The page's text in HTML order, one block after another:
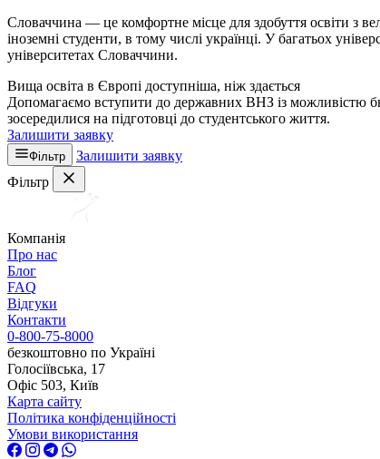
Словаччина — це комфортне місце для здобуття освіти з
іноземні студенти, в тому числі українці. У багатьох
університетах Словаччини.
Вища освіта в Європі доступніша, ніж здається
Допомагаємо вступити до державних ВНЗ із можливістю
зосередилися на підготовці до студентського життя.
Залишити заявку
Фільтр
Залишити заявку
Фільтр
Компанія
Про нас
Блог
FAQ
Відгуки
Контакти
0-800-75-8000
безкоштовно по Україні
Голосіївська, 17
Офіс 503, Київ
Карта сайту
Політика конфіденційності
Умови використання